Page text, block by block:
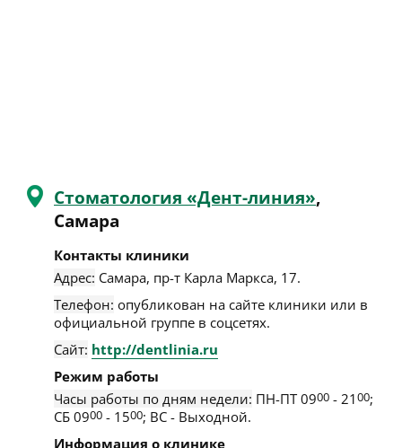
Стоматология «Дент-линия»,
Самара
Контакты клиники
Адрес: Самара, пр-т Карла Маркса, 17.
Телефон: опубликован на сайте клиники или в
официальной группе в соцсетях.
Сайт: http://dentlinia.ru
Режим работы
Часы работы по дням недели: ПН-ПТ 0900 - 2100;
СБ 0900 - 1500; ВС - Выходной.
Информация о клинике